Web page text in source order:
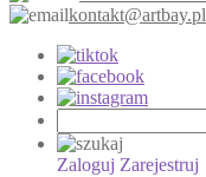
kontakt@artbay.pl
Zaloguj Zarejestruj